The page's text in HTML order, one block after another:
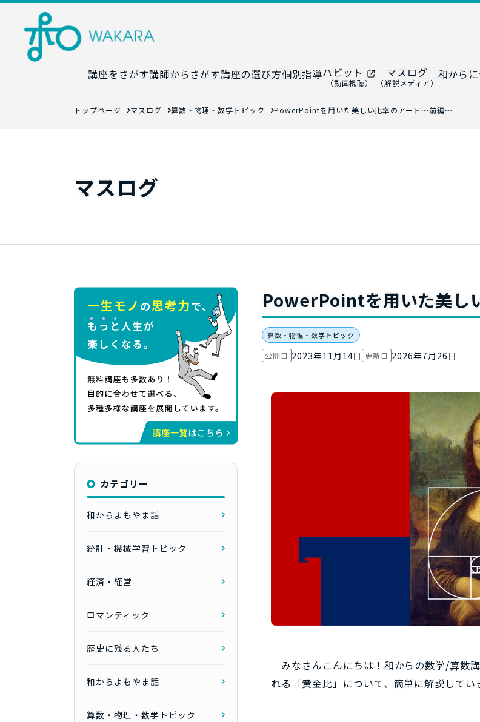
講座をさがす講師からさがす講座の選び方
講座カレンダー
個別指導
生成AI教室
ハビット
（動画視聴）
マスログ
（解説メディア）
和から
トップページ マスログ 算数・物理・数学トピック PowerPointを用いた美しい比率のアート～前編～
マスログ
PowerPointを用いた美し
算数・物理・数学トピック
公開日 2023年11月14日 更新日 2026年7月26日
みなさんこんにちは！和からの数学/算数
れる「黄金比」について、簡単に解説してい
カテゴリー
和からよもやま話
統計・機械学習トピック
経済・経営
ロマンティック
歴史に残る人たち
和からよもやま話
算数・物理・数学トピック